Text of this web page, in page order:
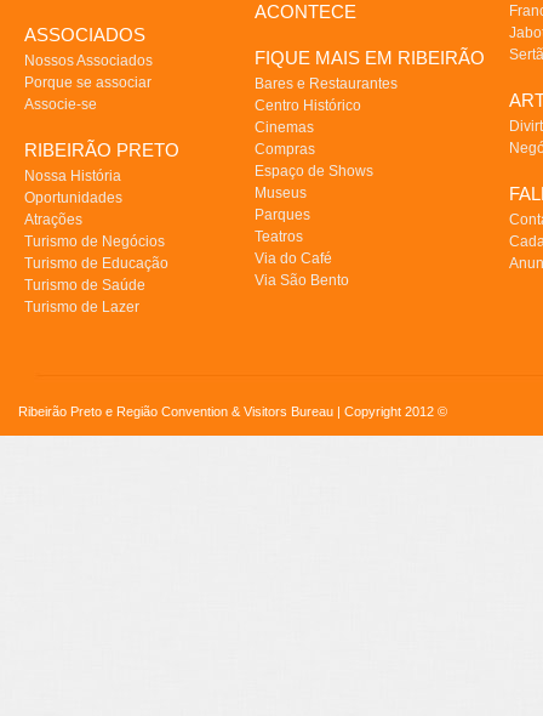
ASSOCIADOS
Nossos Associados
Porque se associar
Associe-se
RIBEIRÃO PRETO
Nossa História
Oportunidades
Atrações
Turismo de Negócios
Turismo de Educação
Turismo de Saúde
Turismo de Lazer
ACONTECE
FIQUE MAIS EM RIBEIRÃO
Bares e Restaurantes
Centro Histórico
Cinemas
Compras
Espaço de Shows
Museus
Parques
Teatros
Via do Café
Via São Bento
Ribeirão Preto e Região Convention & Visitors Bureau | Copyright 2012 ©